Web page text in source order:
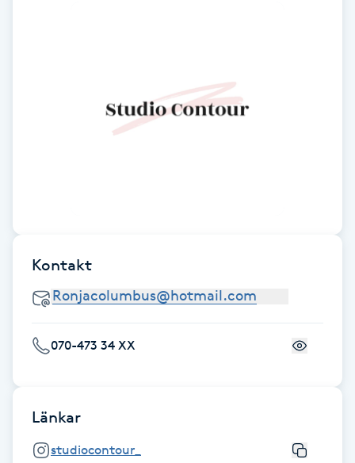
Gellack med förstärkning
Gravidmassage
Gravidyoga
Kontakt
070-473 34 XX
Länkar
studiocontour_